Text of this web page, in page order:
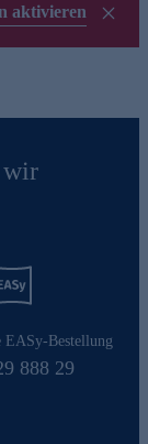
aktivieren
wir
EASy-Bestellung
888 29